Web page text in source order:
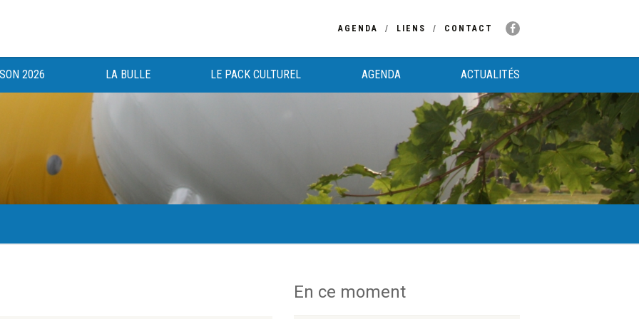
AGENDA LIENS CONTACT
2026 LA BULLE LE PACK CULTUREL AGENDA ACTUALITÉS
au bénéfice des haut-saônois depuis 1983. En ce moment